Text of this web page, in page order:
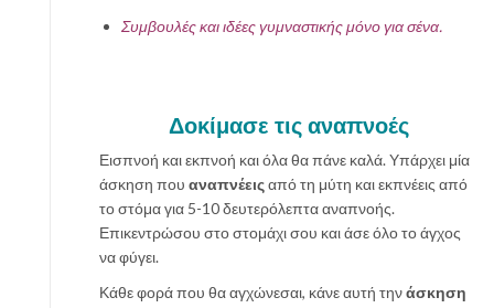
Συμβουλές και ιδέες γυμναστικής μόνο για σένα.
Δοκίμασε τις αναπνοές
Εισπνοή και εκπνοή και όλα θα πάνε καλά. Υπάρχει μία
άσκηση που αναπνέειςαπό τη μύτη και εκπνέεις από
το στόμα για 5-10 δευτερόλεπτα αναπνοής.
Επικεντρώσου στο στομάχι σου και άσε όλο το άγχος
να φύγει.
Κάθε φορά που θα αγχώνεσαι, κάνε αυτή τηνάσκηση